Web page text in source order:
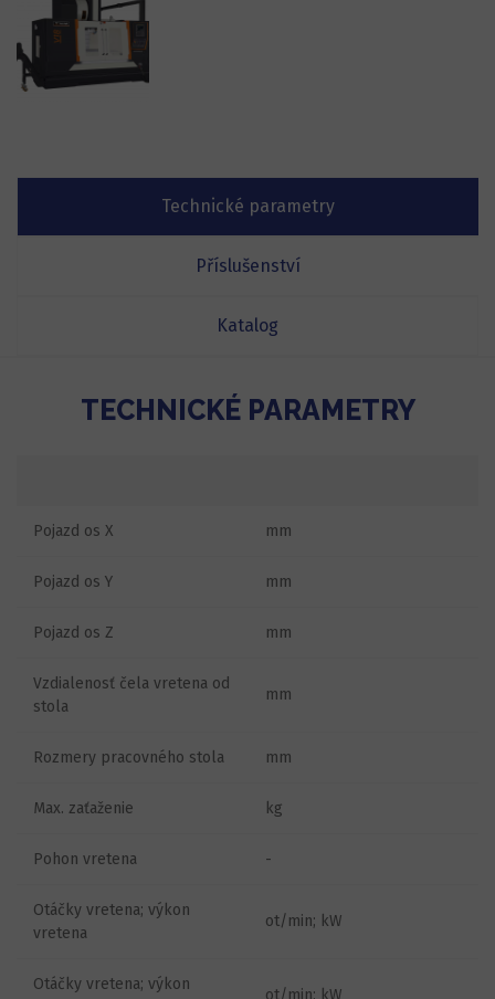
Technické parametry
Příslušenství
Katalog
TECHNICKÉ PARAMETRY
Pojazd os X mm
Pojazd os Y mm
Pojazd os Z mm
Vzdialenosť čela vretena od
stola
mm
Rozmery pracovného stola mm
Max. zaťaženie kg
Pohon vretena -
Otáčky vretena; výkon
vretena
ot/min; kW
Otáčky vretena; výkon
ot/min; kW